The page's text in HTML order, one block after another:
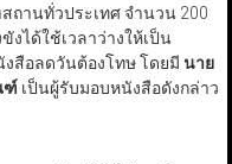
ถานทั่วประเทศ จำนวน 200
งได้ใช้เวลาว่างให้เป็น
สือลดวันต้องโทษ โดยมี นาย
ฑ์ เป็นผู้รับมอบหนังสือดังกล่าว